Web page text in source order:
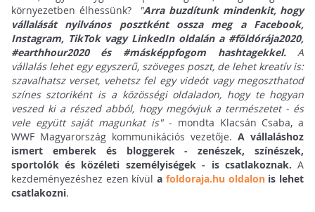
környezetben élhessünk?
"Arra buzdítunk mindenkit, hogy
vállalását nyilvános posztként ossza meg a Facebook,
Instagram, TikTok vagy LinkedIn oldalán a #földórája2020,
#earthhour2020 és #másképpfogom hashtagekkel.A
vállalás lehet egy egyszerű, szöveges poszt, de lehet kreatív is:
szavalhatsz verset, vehetsz fel egy videót vagy megoszthatod
színes sztoriként is a közösségi oldaladon, hogy te hogyan
veszed ki a részed abból, hogy megóvjuk a természetet - és
vele együtt saját magunkat is"- mondta Klacsán Csaba, a
WWF Magyarország kommunikációs vezetője.A vállaláshoz
ismert emberek és bloggerek - zenészek, színészek,
sportolók és közéleti személyiségek - is csatlakoznak. A
kezdeményezéshez ezen kívüla foldoraja.hu oldalonis lehet
csatlakozni.